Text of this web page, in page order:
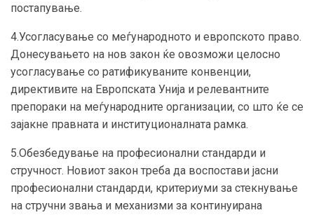
постапување.
4.Усогласување со меѓународното и европското право.
Донесувањето на нов закон ќе овозможи целосно
усогласување со ратификуваните конвенции,
директивите на Европската Унија и релевантните
препораки на меѓународните организации, со што ќе се
зајакне правната и институционалната рамка.
5.Обезбедување на професионални стандарди и
стручност. Новиот закон треба да воспостави јасни
професионални стандарди, критериуми за стекнување
на стручни звања и механизми за континуирана